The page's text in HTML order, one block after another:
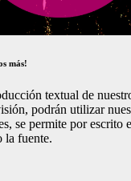
más!
textual de
podrán utilizar
se permite por escrito
la fuente.